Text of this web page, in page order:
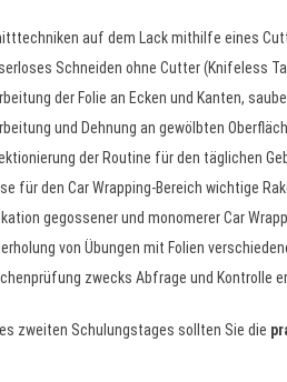
auf dem Lack mithilfe eines
Schneiden ohne Cutter (Knifeless
der Folie an Ecken und Kanten,
und Dehnung an gewölbten
der Routine für den täglichen
für den Car Wrapping-Bereich wichtige
gegossener und monomerer Car
von Übungen mit Folien
zwecks Abfrage und Kontrolle
zweiten Schulungstages sollten Sie die